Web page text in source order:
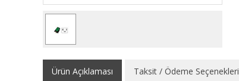
Ürün Açıklaması Taksit / Ödeme Seçenekleri